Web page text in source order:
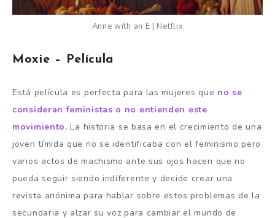
Anne with an E | Netflix
Moxie – Película
Está película es perfecta para las mujeres que no se
consideran feministas o no entienden este
movimiento. La historia se basa en el crecimiento de una
joven tímida que no se identificaba con el feminismo pero
varios actos de machismo ante sus ojos hacen que no
pueda seguir siendo indiferente y decide crear una
revista anónima para hablar sobre estos problemas de la
secundaria y alzar su voz para cambiar el mundo de